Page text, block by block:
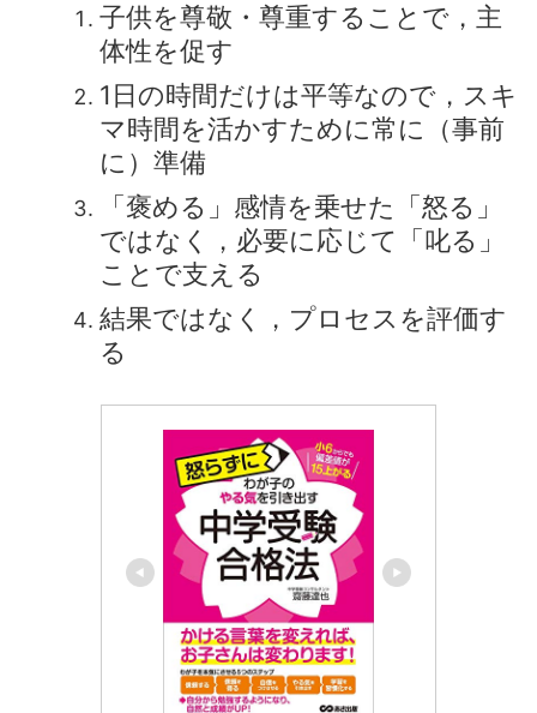
子供を尊敬・尊重することで，主
体性を促す
1日の時間だけは平等なので，スキ
マ時間を活かすために常に（事前
に）準備
「褒める」感情を乗せた「怒る」
ではなく，必要に応じて「叱る」
ことで支える
結果ではなく，プロセスを評価す
る